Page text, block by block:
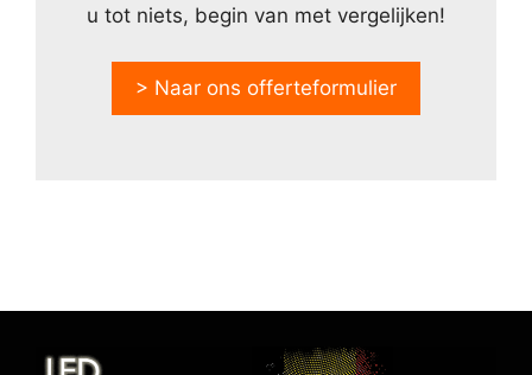
u tot niets, begin van met vergelijken!
> Naar ons offerteformulier